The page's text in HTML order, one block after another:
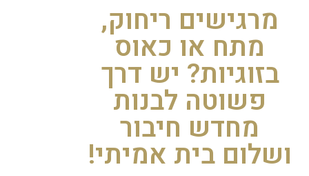
מרגישים ריחוק,
מתח או כאוס
בזוגיות? יש דרך
פשוטה לבנות
מחדש חיבור
ושלום בית אמיתי!